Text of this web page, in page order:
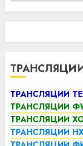
ТРАНСЛЯЦИИ
ТРАНСЛЯЦИИ
ТРАНСЛЯЦИИ
ТРАНСЛЯЦИИ